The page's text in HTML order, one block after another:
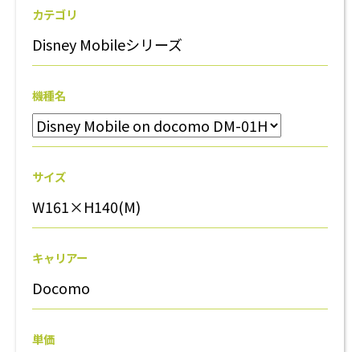
カテゴリ
Disney Mobileシリーズ
機種名
サイズ
W161×H140(M)
キャリアー
Docomo
単価